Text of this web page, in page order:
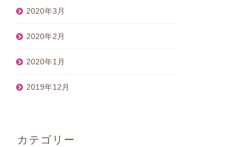
2020年3月
2020年2月
2020年1月
2019年12月
カテゴリー